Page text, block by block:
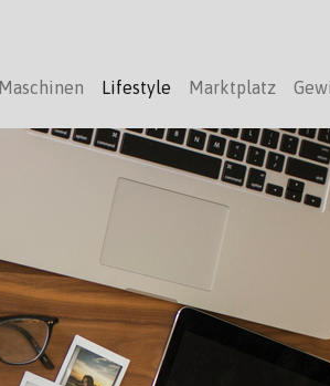
Maschinen Lifestyle Marktplatz